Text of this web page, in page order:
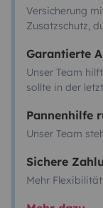
Versicherung
Zusatzschutz,
Garantierte
Unser Team
sollte in der
Pannenhilfe
Unser Team
Sichere
Mehr